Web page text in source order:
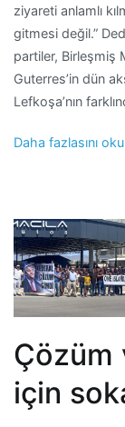
ziyareti anlamlı
gitmesi değil.”
partiler, Birleşmiş
Guterres’in dün
Lefkoşa’nın
Daha fazlasını oku
Çözüm
için